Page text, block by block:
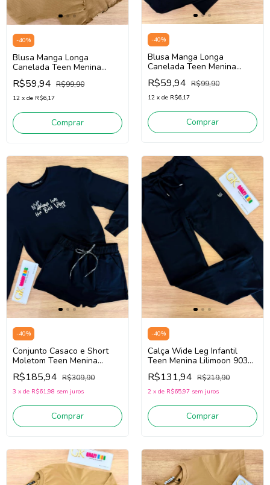
-40%
Blusa Manga Longa
Canelada Teen Menina
Lilimoon 89144 (Bege
escuro)
R$59,94 R$99,90
12 x de R$6,17
Comprar
-40%
Blusa Manga Longa
Canelada Teen Menina
Lilimoon 89144 (Preto)
R$59,94 R$99,90
12 x de R$6,17
Comprar
-40%
Conjunto Casaco e Short
Moletom Teen Menina
Lilimoon 91669 (Preto)
R$185,94 R$309,90
3 x de R$61,98 sem juros
Comprar
-40%
Calça Wide Leg Infantil
Teen Menina Lilimoon 90399
(Preto)
R$131,94 R$219,90
2 x de R$65,97 sem juros
Comprar